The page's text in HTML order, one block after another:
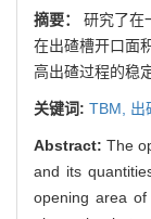
摘要：研究了在
在出碴槽开口面
高出碴过程的稳
关键词: TBM, 出
Abstract: The
and its
opening area